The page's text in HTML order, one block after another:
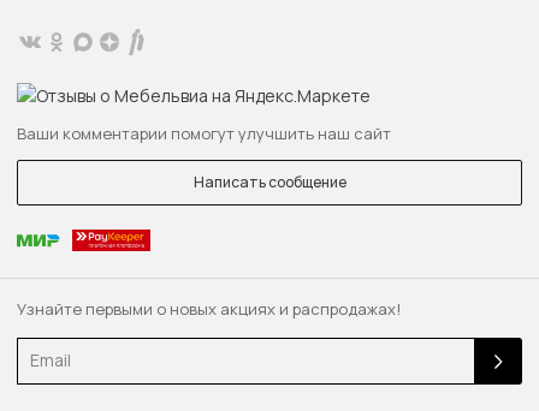
Узнайте первыми о новых акциях и распродажах!
Email
Ваши комментарии помогут улучшить наш сайт
Написать сообщение